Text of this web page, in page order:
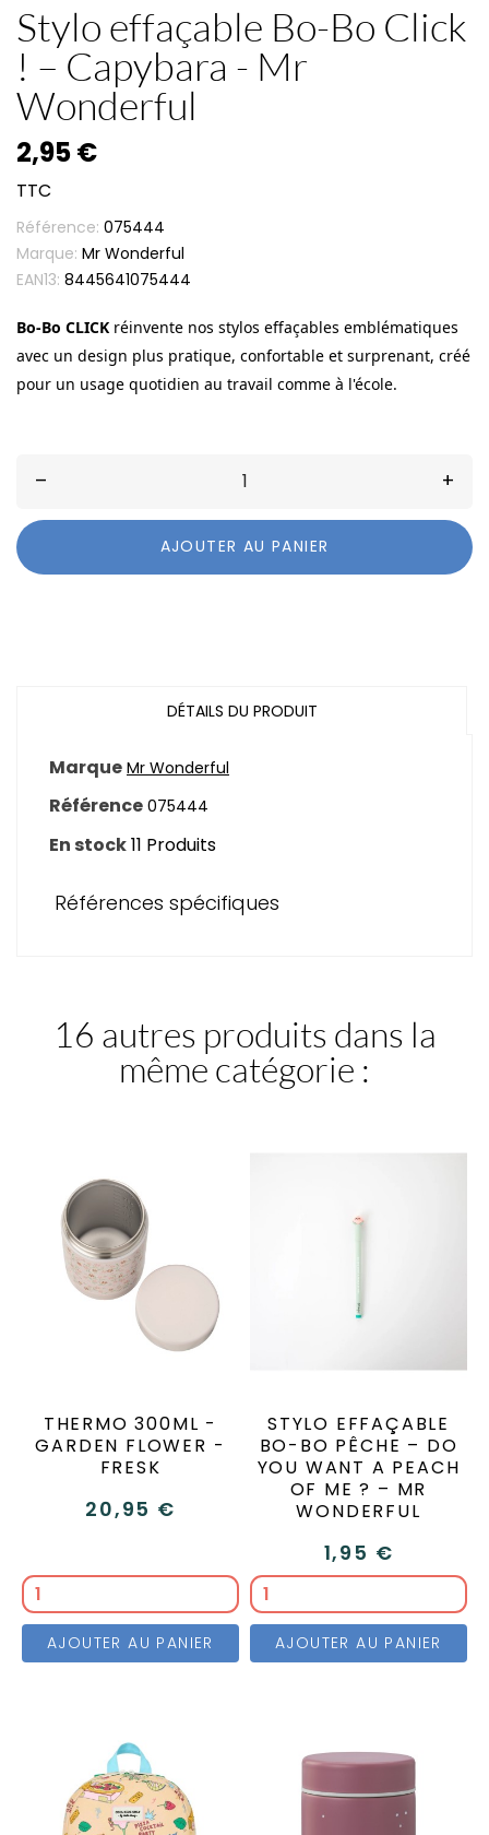
Stylo effaçable Bo-Bo Click
! – Capybara - Mr
Wonderful
2,95 €
TTC
Référence: 075444
Marque: Mr Wonderful
EAN13: 8445641075444
Bo-Bo CLICK réinvente nos stylos effaçables emblématiques
avec un design plus pratique, confortable et surprenant, créé
pour un usage quotidien au travail comme à l'école.
– +
AJOUTER AU PANIER
DÉTAILS DU PRODUIT
Marque Mr Wonderful
Référence 075444
En stock11 Produits
Références spécifiques
16 autres produits dans la
même catégorie :
THERMO 300ML -
GARDEN FLOWER -
FRESK
20,95 €
AJOUTER AU PANIER
STYLO EFFAÇABLE
BO-BO PÊCHE – DO
YOU WANT A PEACH
OF ME ? – MR
WONDERFUL
1,95 €
AJOUTER AU PANIER